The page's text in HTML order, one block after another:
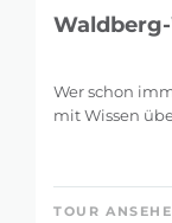
Wer schon
mit Wissen
TOUR